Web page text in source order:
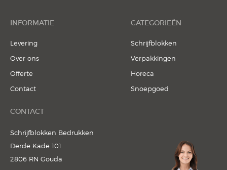
INFORMATIE
Levering
Over ons
Offerte
Contact
CATEGORIEËN
Schrijfblokken
Verpakkingen
Horeca
Snoepgoed
CONTACT
Schrijfblokken Bedrukken
Derde Kade 101
2806 RN Gouda